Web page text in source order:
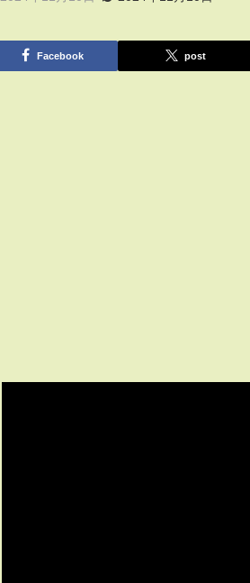
Facebook post